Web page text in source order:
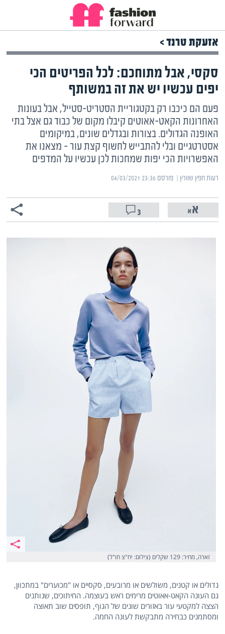
אזעקת טרנד >
סקסי, אבל מתוחכם: לכל הפריטים הכי
יפים עכשיו יש את זה במשותף
פעם הם כיכבו רק בקטגוריית הסטריט-סטייל, אבל בעונות
האחרונות הקאט-אאוטים קיבלו מקום של כבוד גם אצל בתי
האופנה הגדולים. בצורות ובגדלים שונים, במיקומים
אסטרטגיים ובלי להתבייש לחשוף קצת עור – מצאנו את
האפשרויות הכי יפות שמחכות לכן עכשיו על המדפים
רעות חפץ שוורץ | ‏פורסם ‎04/03/2021 23:36
3
זארה, מחיר: 129 שקלים (צילום: יח"צ חו"ל)
גדולים או קטנים, משולשים או מרובעים, סקסיים או "מכוערים" במתכוון,
גם העונה הקאט-אאוטים מרימים ראש בעוצמה. החיתוכים, שנותנים
הצצה למקטעי עור באזורים שונים של הגוף, תופסים שוב תאוצה
ומסתמנים כבחירה מתבקשת לעונה החמה.